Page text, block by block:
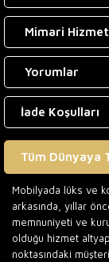
Mimari
Yorumlar
İade Koşulları
Tüm Dünyaya
Mobilyada lüks ve
arkasında, yıllar
memnuniyeti ve
olduğu hizmet
noktasındaki